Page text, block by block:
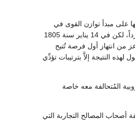
على مبدأ توازن القوى في
القارة، والحفاظ على هذا المبدأ بتشجيع الضعيف ضد القوى• بل إن جورج الثالث لم يقبل مخاطبة نابليون له بكلمة أخي فلم يُرسل له رداً، لكن في 14 يناير سنة 1805
من انتهاز أول فرصة تُتيح
النتيجة إلاَّ بترتيبات تؤدِّي
المُتحالفة معه خاصة
جديد لبريطانيا - طبقة أصحاب المصالح التجاربة التي